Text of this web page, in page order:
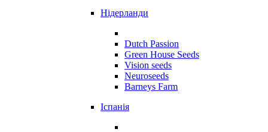
Нідерланди
Dutch Passion
Green House Seeds
Vision seeds
Neuroseeds
Barneys Farm
Іспанія